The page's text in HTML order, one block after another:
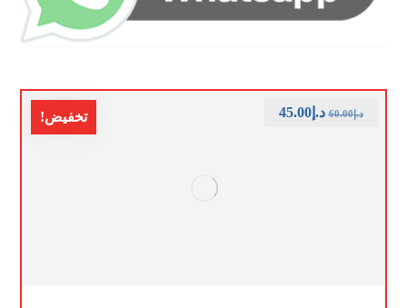
تخفيض! د.إ60.00 د.إ45.00